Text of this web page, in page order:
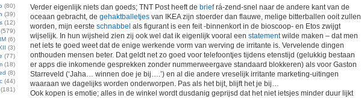
(80)
(39)
(12)
(579)
IM (6)
(3)
(77)
(18)
(8)
(44)
(181)
Verder eigenlijk niets dan goeds; TNT Post heeft de briefrá-zend-snel naar de andere kant van de
oceaan gebracht, de gehaktballetjes van IKEA zijn stoerder dan flauwe, melige bitterballen ooit zullen
worden, mijn eerste schnabbel als figurant is een feit -binnenkort in de bioscoop- en Etos zwijgt
wijselijk. In hun wijsheid zien zij ook wel dat ik eigenlijk vooral een statementwilde maken – dat men
net iets te goed weet dat de enige werkende vorm van werving de irritante is. Vervelende dingen
onthouden mensen beter. Dat geldt net zo goed voor telefoontjes tijdens etenstijd (gelukkig bestaan
er apps die inkomende gesprekken zonder nummerweergave standaard blokkeren) als voor Gaston
Starreveld (‘Jaha… winnen doe je bij….’) en al die andere vreselijk irritante marketing-uitingen
waaraan we dagelijks worden onderworpen. Pas als het bijt, blijft het je bij…
Ook kopen is emotie; alles in de winkel wordt dusdanig geprijsd dat het niet ietsjes minder duur lijkt